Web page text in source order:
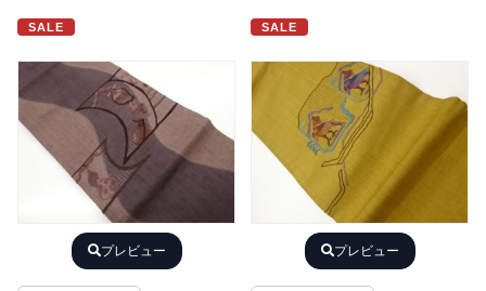
SALE
プレビュー
SALE
プレビュー